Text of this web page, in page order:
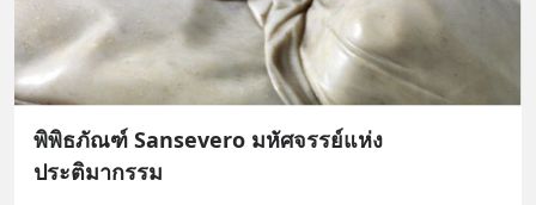
พิพิธภัณฑ์ Sansevero มหัศจรรย์แห่ง
ประติมากรรม